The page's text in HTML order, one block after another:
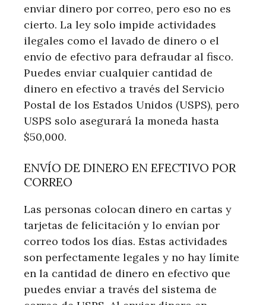
enviar dinero por correo, pero eso no es
cierto. La ley solo impide actividades
ilegales como el lavado de dinero o el
envío de efectivo para defraudar al fisco.
Puedes enviar cualquier cantidad de
dinero en efectivo a través del Servicio
Postal de los Estados Unidos (USPS), pero
USPS solo asegurará la moneda hasta
$50,000.
ENVÍO DE DINERO EN EFECTIVO POR
CORREO
Las personas colocan dinero en cartas y
tarjetas de felicitación y lo envían por
correo todos los días. Estas actividades
son perfectamente legales y no hay límite
en la cantidad de dinero en efectivo que
puedes enviar a través del sistema de